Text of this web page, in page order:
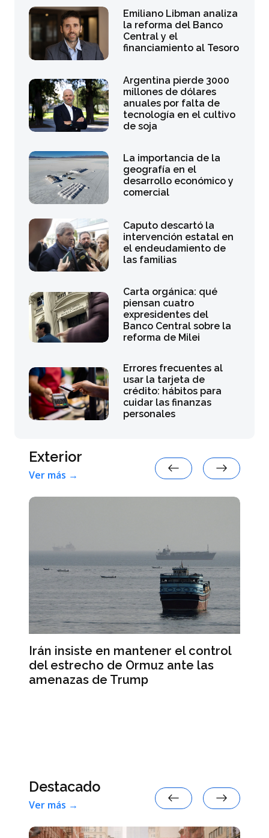
Emiliano Libman analiza
la reforma del Banco
Central y el
financiamiento al Tesoro
Argentina pierde 3000
millones de dólares
anuales por falta de
tecnología en el cultivo
de soja
La importancia de la
geografía en el
desarrollo económico y
comercial
Caputo descartó la
intervención estatal en
el endeudamiento de
las familias
Carta orgánica: qué
piensan cuatro
expresidentes del
Banco Central sobre la
reforma de Milei
Errores frecuentes al
usar la tarjeta de
crédito: hábitos para
cuidar las finanzas
personales
Exterior
Ver más →
Irán insiste en mantener el control
del estrecho de Ormuz ante las
amenazas de Trump
Destacado
Ver más →